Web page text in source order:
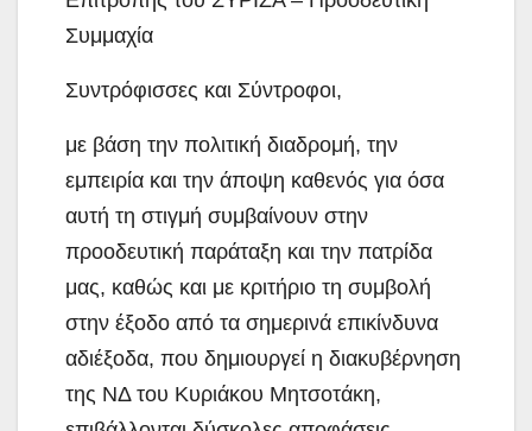
Συμμαχία
Συντρόφισσες και Σύντροφοι,
με βάση την πολιτική διαδρομή, την
εμπειρία και την άποψη καθενός για όσα
αυτή τη στιγμή συμβαίνουν στην
προοδευτική παράταξη και την πατρίδα
μας, καθώς και με κριτήριο τη συμβολή
στην έξοδο από τα σημερινά επικίνδυνα
αδιέξοδα, που δημιουργεί η διακυβέρνηση
της ΝΔ του Κυριάκου Μητσοτάκη,